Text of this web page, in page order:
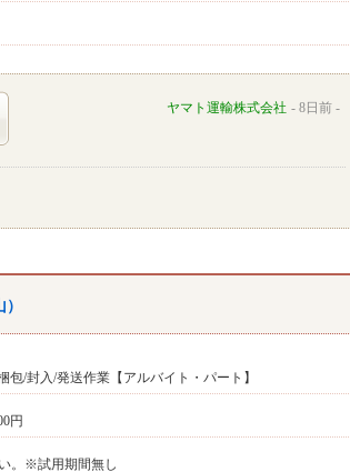
ヤマト運輸株式会社 8日前
包/封入/発送作業【アルバイト・パート】
円
。※試用期間無し